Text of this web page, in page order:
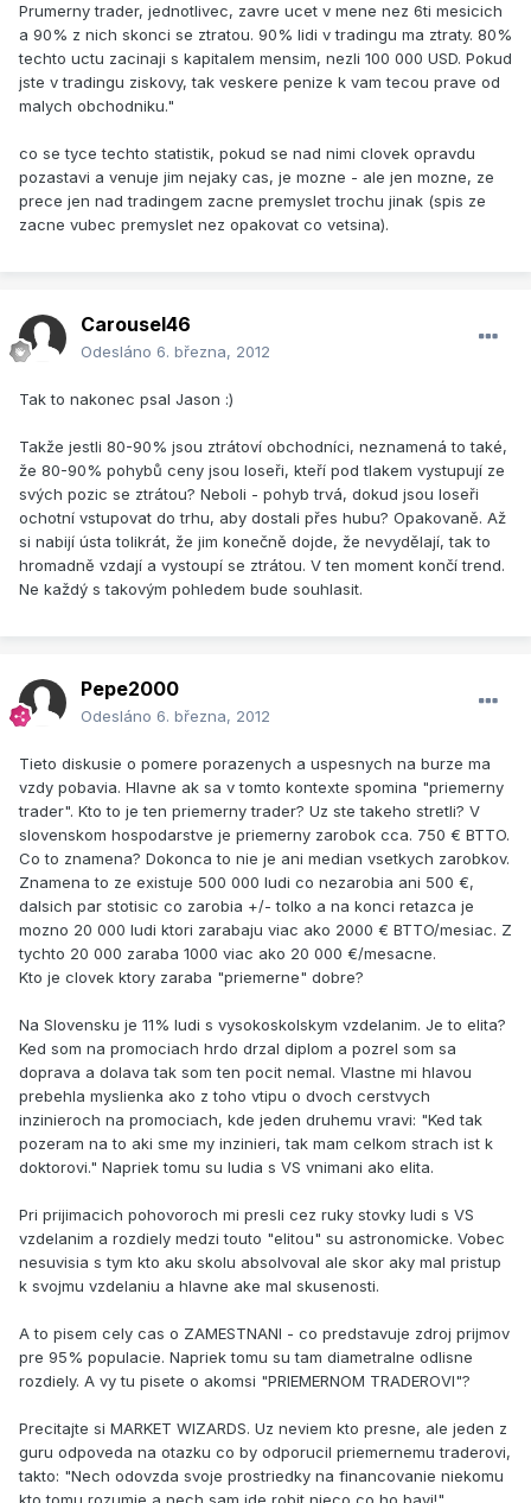
Prumerny trader, jednotlivec, zavre ucet v mene nez 6ti mesicich
a 90% z nich skonci se ztratou. 90% lidi v tradingu ma ztraty. 80%
techto uctu zacinaji s kapitalem mensim, nezli 100 000 USD. Pokud
jste v tradingu ziskovy, tak veskere penize k vam tecou prave od
malych obchodniku."
co se tyce techto statistik, pokud se nad nimi clovek opravdu
pozastavi a venuje jim nejaky cas, je mozne - ale jen mozne, ze
prece jen nad tradingem zacne premyslet trochu jinak (spis ze
zacne vubec premyslet nez opakovat co vetsina).
Carousel46
Odesláno 6. března, 2012
Tak to nakonec psal Jason :)
Takže jestli 80-90% jsou ztrátoví obchodníci, neznamená to také,
že 80-90% pohybů ceny jsou loseři, kteří pod tlakem vystupují ze
svých pozic se ztrátou? Neboli - pohyb trvá, dokud jsou loseři
ochotní vstupovat do trhu, aby dostali přes hubu? Opakovaně. Až
si nabijí ústa tolikrát, že jim konečně dojde, že nevydělají, tak to
hromadně vzdají a vystoupí se ztrátou. V ten moment končí trend.
Ne každý s takovým pohledem bude souhlasit.
Pepe2000
Odesláno 6. března, 2012
Tieto diskusie o pomere porazenych a uspesnych na burze ma
vzdy pobavia. Hlavne ak sa v tomto kontexte spomina "priemerny
trader". Kto to je ten priemerny trader? Uz ste takeho stretli? V
slovenskom hospodarstve je priemerny zarobok cca. 750 € BTTO.
Co to znamena? Dokonca to nie je ani median vsetkych zarobkov.
Znamena to ze existuje 500 000 ludi co nezarobia ani 500 €,
dalsich par stotisic co zarobia +/- tolko a na konci retazca je
mozno 20 000 ludi ktori zarabaju viac ako 2000 € BTTO/mesiac. Z
tychto 20 000 zaraba 1000 viac ako 20 000 €/mesacne.
Kto je clovek ktory zaraba "priemerne" dobre?
Na Slovensku je 11% ludi s vysokoskolskym vzdelanim. Je to elita?
Ked som na promociach hrdo drzal diplom a pozrel som sa
doprava a dolava tak som ten pocit nemal. Vlastne mi hlavou
prebehla myslienka ako z toho vtipu o dvoch cerstvych
inzinieroch na promociach, kde jeden druhemu vravi: "Ked tak
pozeram na to aki sme my inzinieri, tak mam celkom strach ist k
doktorovi." Napriek tomu su ludia s VS vnimani ako elita.
Pri prijimacich pohovoroch mi presli cez ruky stovky ludi s VS
vzdelanim a rozdiely medzi touto "elitou" su astronomicke. Vobec
nesuvisia s tym kto aku skolu absolvoval ale skor aky mal pristup
k svojmu vzdelaniu a hlavne ake mal skusenosti.
A to pisem cely cas o ZAMESTNANI - co predstavuje zdroj prijmov
pre 95% populacie. Napriek tomu su tam diametralne odlisne
rozdiely. A vy tu pisete o akomsi "PRIEMERNOM TRADEROVI"?
Precitajte si MARKET WIZARDS. Uz neviem kto presne, ale jeden z
guru odpoveda na otazku co by odporucil priemernemu traderovi,
takto: "Nech odovzda svoje prostriedky na financovanie niekomu